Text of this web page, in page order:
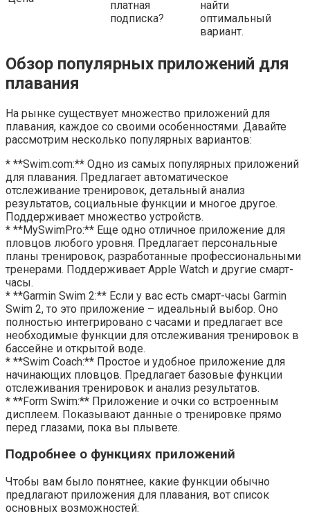
платная
подписка?
найти
оптимальный
вариант.
Обзор популярных приложений для
плавания
На рынке существует множество приложений для
плавания, каждое со своими особенностями. Давайте
рассмотрим несколько популярных вариантов:
* **Swim.com:** Одно из самых популярных приложений
для плавания. Предлагает автоматическое
отслеживание тренировок, детальный анализ
результатов, социальные функции и многое другое.
Поддерживает множество устройств.
* **MySwimPro:** Еще одно отличное приложение для
пловцов любого уровня. Предлагает персональные
планы тренировок, разработанные профессиональными
тренерами. Поддерживает Apple Watch и другие смарт-
часы.
* **Garmin Swim 2:** Если у вас есть смарт-часы Garmin
Swim 2, то это приложение – идеальный выбор. Оно
полностью интегрировано с часами и предлагает все
необходимые функции для отслеживания тренировок в
бассейне и открытой воде.
* **Swim Coach:** Простое и удобное приложение для
начинающих пловцов. Предлагает базовые функции
отслеживания тренировок и анализ результатов.
* **Form Swim:** Приложение и очки со встроенным
дисплеем. Показывают данные о тренировке прямо
перед глазами, пока вы плывете.
Подробнее о функциях приложений
Чтобы вам было понятнее, какие функции обычно
предлагают приложения для плавания, вот список
основных возможностей: